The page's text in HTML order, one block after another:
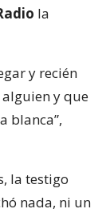
la
y recién
y que
blanca”,
la testigo
nada, ni un